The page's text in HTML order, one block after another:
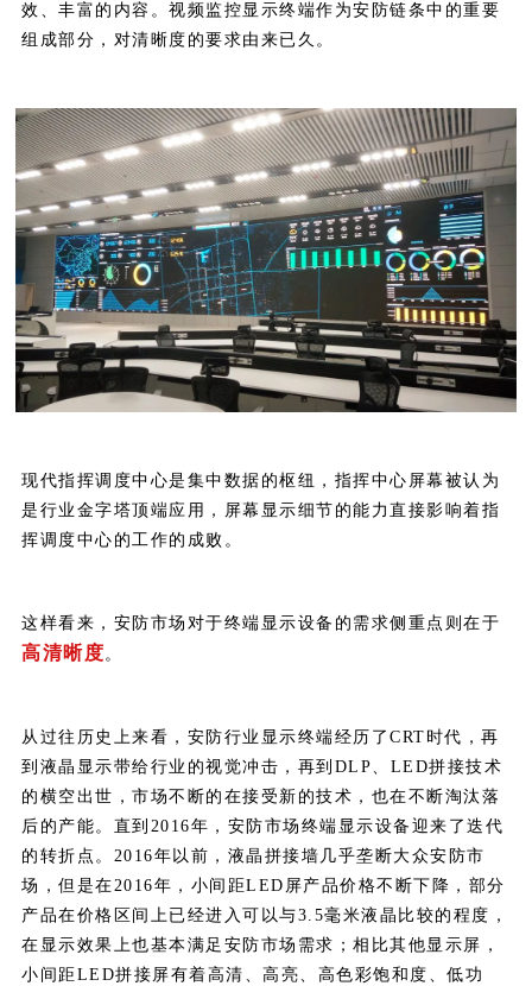
效、丰富的内容。视频监控显示终端作为安防链条中的重要
组成部分，对清晰度的要求由来已久。
现代指挥调度中心是集中数据的枢纽，指挥中心屏幕被认为
是行业金字塔顶端应用，屏幕显示细节的能力直接影响着指
挥调度中心的工作的成败。
这样看来，安防市场对于终端显示设备的需求侧重点则在于
高清晰度 。
从过往历史上来看，安防行业显示终端经历了CRT时代，再
到液晶显示带给行业的视觉冲击，再到DLP、LED拼接技术
的横空出世，市场不断的在接受新的技术，也在不断淘汰落
后的产能。直到2016年，安防市场终端显示设备迎来了迭代
的转折点。2016年以前，液晶拼接墙几乎垄断大众安防市
场，但是在2016年，小间距LED屏产品价格不断下降，部分
产品在价格区间上已经进入可以与3.5毫米液晶比较的程度，
在显示效果上也基本满足安防市场需求；相比其他显示屏，
小间距LED拼接屏有着高清、高亮、高色彩饱和度、低功